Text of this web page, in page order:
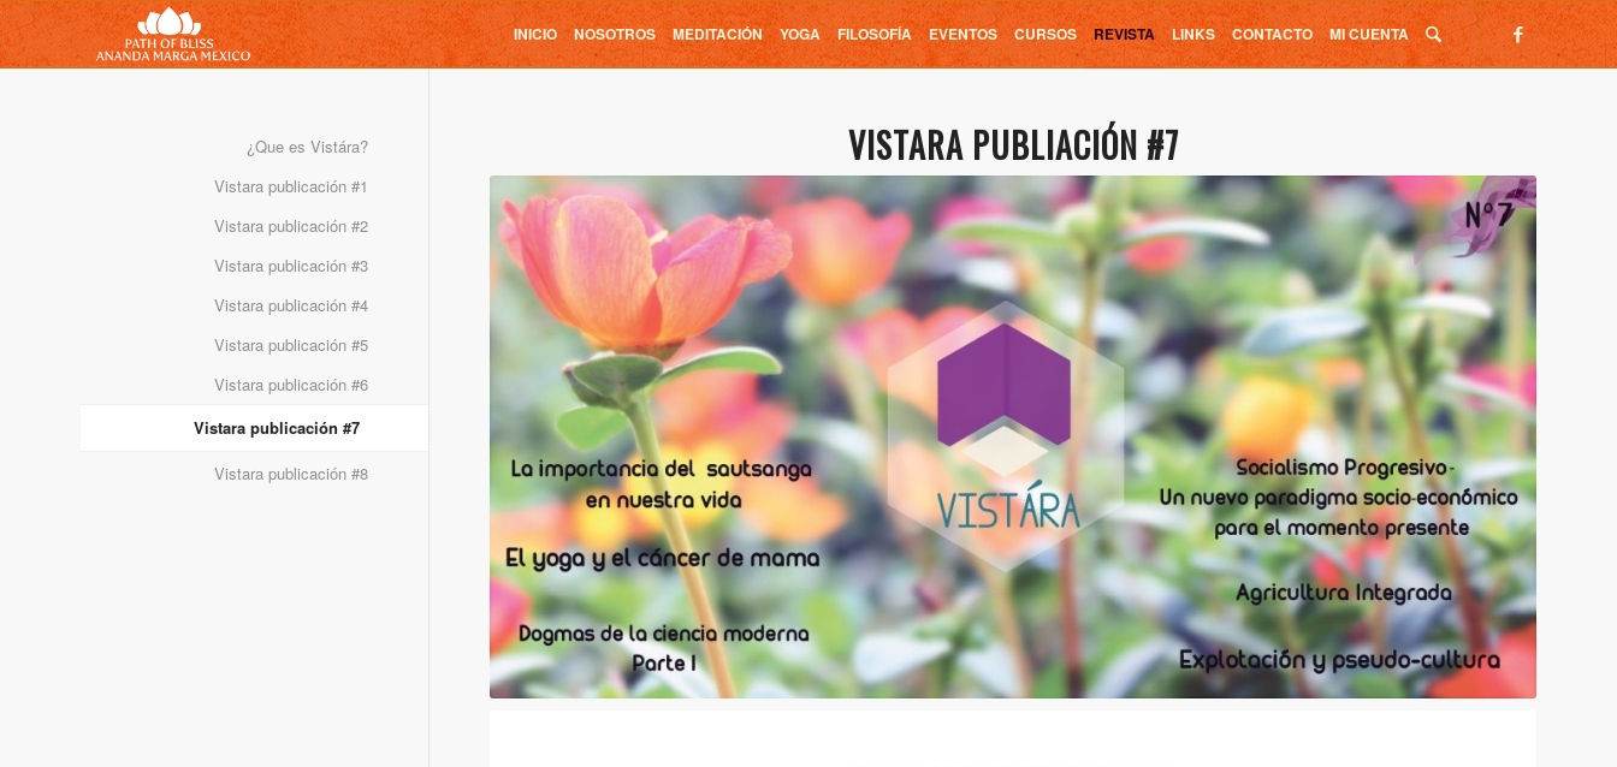
INICIO NOSOTROS MEDITACIÓN YOGA FILOSOFÍA EVENTOS CURSOS REVISTA LINKS CONTACTO MI CUENTA
VISTARA PUBLIACIÓN #7
¿Que es Vistára?
Vistara publicación #1
Vistara publicación #2
Vistara publicación #3
Vistara publicación #4
Vistara publicación #5
Vistara publicación #6
Vistara publicación #7
Vistara publicación #8